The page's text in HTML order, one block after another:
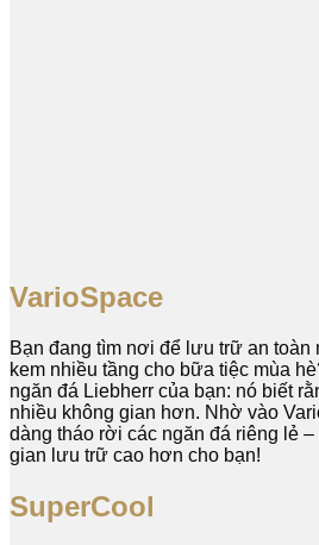
VarioSpace
Bạn đang tìm nơi để lưu trữ an toàn
kem nhiều tầng cho bữa tiệc mùa
ngăn đá Liebherr của bạn: nó biết
nhiều không gian hơn. Nhờ vào
dàng tháo rời các ngăn đá riêng lẻ
gian lưu trữ cao hơn cho bạn!
SuperCool